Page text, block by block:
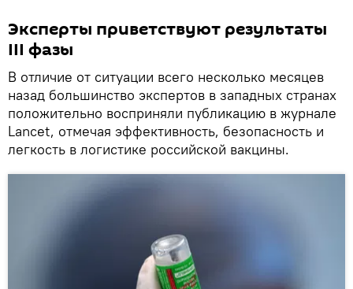
Эксперты приветствуют результаты
III фазы
В отличие от ситуации всего несколько месяцев
назад большинство экспертов в западных странах
положительно восприняли публикацию в журнале
Lancet, отмечая эффективность, безопасность и
легкость в логистике российской вакцины.